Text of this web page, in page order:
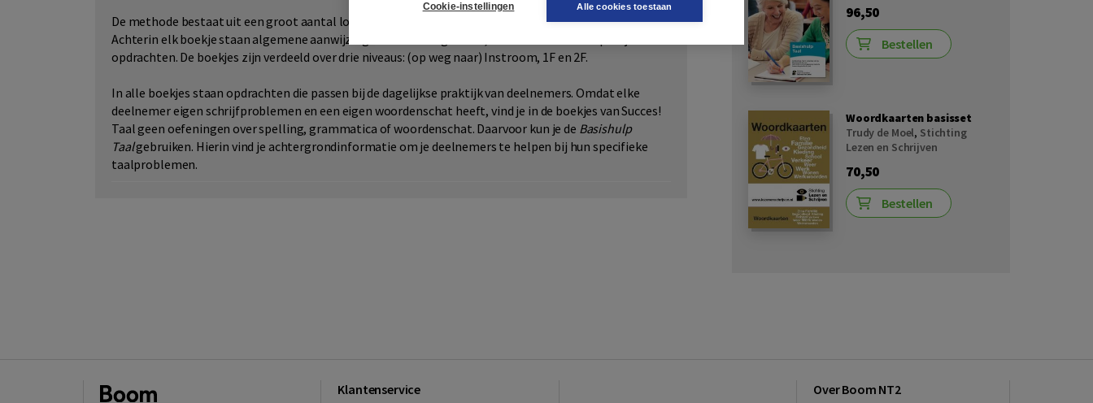
De methode bestaat uit een groot aantal losse boekjes rond situaties uit het dagelijks leven of werk.
Achterin elk boekje staan algemene aanwijzingen voor de begeleider, de antwoorden en tips bij de
opdrachten. De boekjes zijn verdeeld over drie niveaus: (op weg naar) Instroom, 1F en 2F.
In alle boekjes staan opdrachten die passen bij de dagelijkse praktijk van deelnemers. Omdat elke
deelnemer eigen schrijfproblemen en een eigen woordenschat heeft, vind je in de boekjes van Succes!
Taal geen oefeningen over spelling, grammatica of woordenschat. Daarvoor kun je de Basishulp
Taalgebruiken. Hierin vind je achtergrondinformatie om je deelnemers te helpen bij hun specifieke
taalproblemen.
96,50
Bestellen
Woordkaarten basisset
Trudy de Moel, Stichting
Lezen en Schrijven
70,50
Bestellen
Klantenservice
Over Boom NT2
Cookie-instellingen Alle cookies toestaan